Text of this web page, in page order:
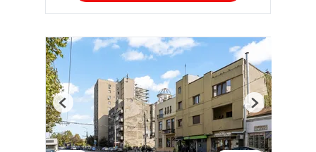
Previous Next